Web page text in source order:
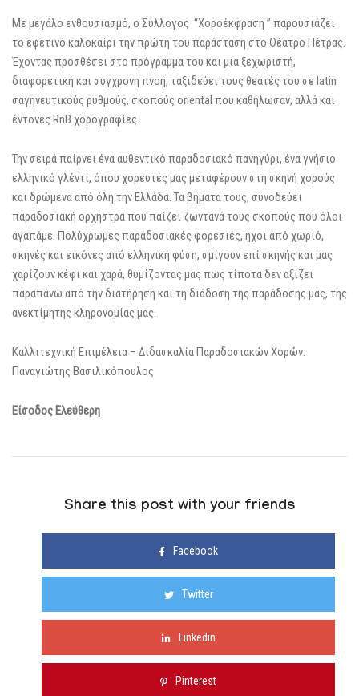
Με μεγάλο ενθουσιασμό, ο Σύλλογος “Χοροέκφραση ” παρουσιάζει
το εφετινό καλοκαίρι την πρώτη του παράσταση στο Θέατρο Πέτρας.
Έχοντας προσθέσει στο πρόγραμμα του και μια ξεχωριστή,
διαφορετική και σύγχρονη πνοή, ταξιδεύει τους θεατές του σε latin
σαγηνευτικούς ρυθμούς, σκοπούς oriental που καθήλωσαν, αλλά και
έντονες RnB χορογραφίες.
Την σειρά παίρνει ένα αυθεντικό παραδοσιακό πανηγύρι, ένα γνήσιο
ελληνικό γλέντι, όπου χορευτές μας μεταφέρουν στη σκηνή χορούς
και δρώμενα από όλη την Ελλάδα. Τα βήματα τους, συνοδεύει
παραδοσιακή ορχήστρα που παίζει ζωντανά τους σκοπούς που όλοι
αγαπάμε. Πολύχρωμες παραδοσιακές φορεσιές, ήχοι από χωριό,
σκηνές και εικόνες από ελληνική φύση, σμίγουν επί σκηνής και μας
χαρίζουν κέφι και χαρά, θυμίζοντας μας πως τίποτα δεν αξίζει
παραπάνω από την διατήρηση και τη διάδοση της παράδοσης μας, της
ανεκτίμητης κληρονομίας μας.
Καλλιτεχνική Επιμέλεια – Διδασκαλία Παραδοσιακών Χορών:
Παναγιώτης Βασιλικόπουλος
Είσοδος Ελεύθερη
Share this post with your friends
Facebook
Twitter
Linkedin
Pinterest